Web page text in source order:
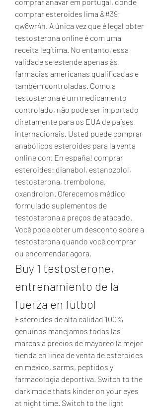
comprar esteroides lima &#39;
qw8wr4h. A única vez que é legal obter
testosterona online é com uma
receita legítima. No entanto, essa
validade se estende apenas às
farmácias americanas qualificadas e
também controladas. Como a
testosterona é um medicamento
controlado, não pode ser importado
diretamente para os EUA de países
internacionais. Usted puede comprar
anabólicos esteroides para la venta
online con. En españa! comprar
esteroides: dianabol, estanozolol,
testosterona, trembolona,
oxandrolon. Oferecemos médico
formulado suplementos de
testosterona a preços de atacado.
Você pode obter um desconto sobre a
testosterona quando você comprar
ou encomendar agora.
Buy 1 testosterone,
entrenamiento de la
fuerza en futbol
Esteroides de alta calidad 100%
genuinos manejamos todas las
marcas a precios de mayoreo la mejor
tienda en linea de venta de esteroides
en mexico, sarms, peptidos y
farmacologia deportiva. Switch to the
dark mode thats kinder on your eyes
at night time. Switch to the light